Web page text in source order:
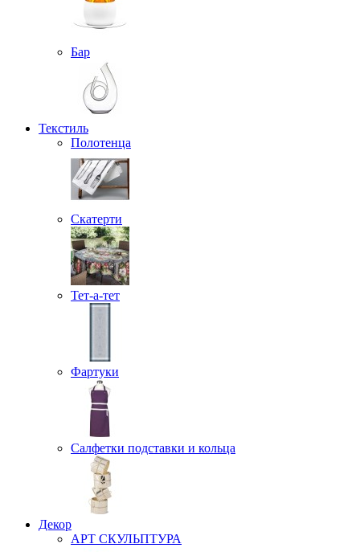
Бар
Текстиль
Полотенца
Скатерти
Тет-а-тет
Фартуки
Салфетки подставки и кольца
Декор
АРТ СКУЛЬПТУРА